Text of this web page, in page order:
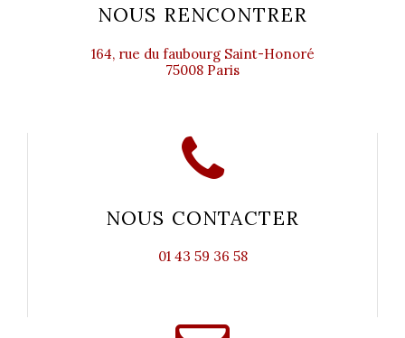
NOUS RENCONTRER
164, rue du faubourg Saint-Honoré
75008 Paris
NOUS CONTACTER
01 43 59 36 58